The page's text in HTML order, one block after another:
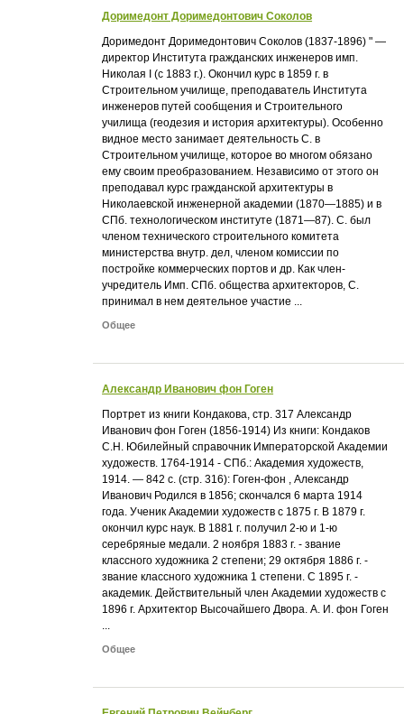
Доримедонт Доримедонтович Соколов
Доримедонт Доримедонтович Соколов (1837-1896) " —
директор Института гражданских инженеров имп.
Николая I (с 1883 г.). Окончил курс в 1859 г. в
Строительном училище, преподаватель Института
инженеров путей сообщения и Строительного
училища (геодезия и история архитектуры). Особенно
видное место занимает деятельность С. в
Строительном училище, которое во многом обязано
ему своим преобразованием. Независимо от этого он
преподавал курс гражданской архитектуры в
Николаевской инженерной академии (1870—1885) и в
СПб. технологическом институте (1871—87). С. был
членом технического строительного комитета
министерства внутр. дел, членом комиссии по
постройке коммерческих портов и др. Как член-
учредитель Имп. СПб. общества архитекторов, С.
принимал в нем деятельное участие ...
Общее
Александр Иванович фон Гоген
Портрет из книги Кондакова, стр. 317 Александр
Иванович фон Гоген (1856-1914) Из книги: Кондаков
С.Н. Юбилейный справочник Императорской Академии
художеств. 1764-1914 - СПб.: Академия художеств,
1914. — 842 с. (стр. 316): Гоген-фон , Александр
Иванович Родился в 1856; скончался 6 марта 1914
года. Ученик Академии художеств с 1875 г. В 1879 г.
окончил курс наук. В 1881 г. получил 2-ю и 1-ю
серебряные медали. 2 ноября 1883 г. - звание
классного художника 2 степени; 29 октября 1886 г. -
звание классного художника 1 степени. С 1895 г. -
академик. Действительный член Академии художеств с
1896 г. Архитектор Высочайшего Двора. А. И. фон Гоген
...
Общее